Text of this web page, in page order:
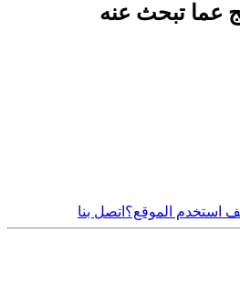
عما تبحث عنه
استخدم الموقع؟ اتصل بنا